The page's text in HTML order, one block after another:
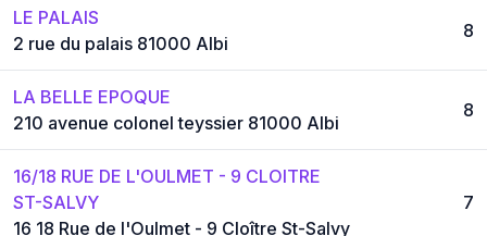
LE PALAIS
2 rue du palais 81000 Albi
8
LA BELLE EPOQUE
210 avenue colonel teyssier 81000 Albi
8
16/18 RUE DE L'OULMET - 9 CLOITRE
ST-SALVY
16 18 Rue de l'Oulmet - 9 Cloître St-Salvy
7